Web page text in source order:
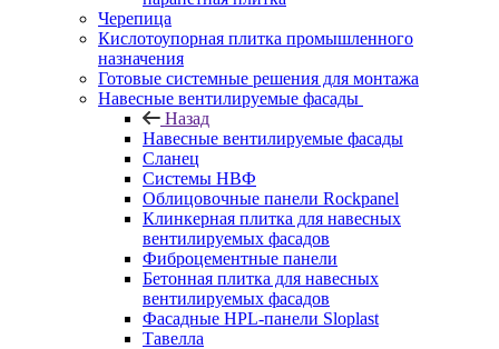
Черепица
Кислотоупорная плитка промышленного
назначения
Готовые системные решения для монтажа
Навесные вентилируемые фасады
Назад
Навесные вентилируемые фасады
Сланец
Системы НВФ
Облицовочные панели Rockpanel
Клинкерная плитка для навесных
вентилируемых фасадов
Фиброцементные панели
Бетонная плитка для навесных
вентилируемых фасадов
Фасадные HPL-панели Sloplast
Тавелла